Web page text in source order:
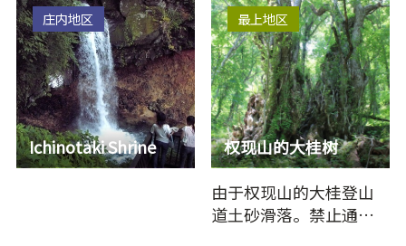
Ichinotaki Shrine
庄内地区
权现山的大桂树
最上地区
由于权现山的大桂登山
道土砂滑落。禁止通